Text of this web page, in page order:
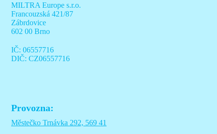
MILTRA Europe s.r.o.
Francouzská 421/87
Zábrdovice
602 00 Brno
IČ: 06557716
DIČ: CZ06557716
Provozna:
Městečko Trnávka 292, 569 41